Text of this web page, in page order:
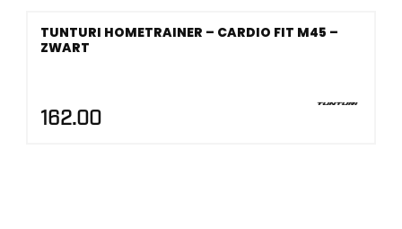
TUNTURI HOMETRAINER – CARDIO FIT M45 –
ZWART
162.00